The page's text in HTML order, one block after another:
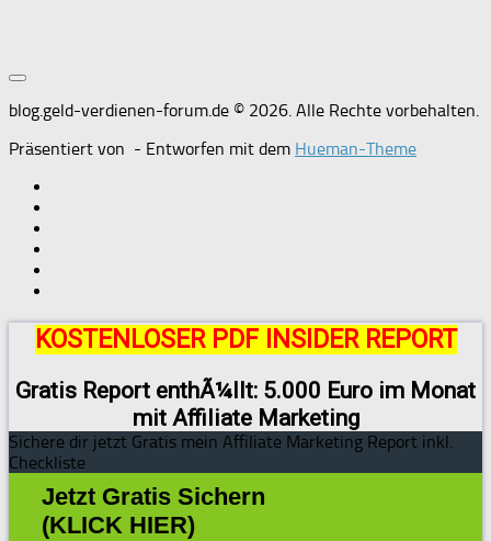
blog.geld-verdienen-forum.de © 2026. Alle Rechte vorbehalten.
Präsentiert von - Entworfen mit dem Hueman-Theme
KOSTENLOSER PDF INSIDER REPORT
Gratis Report enthÃ¼llt: 5.000 Euro im Monat
mit Affiliate Marketing
Sichere dir jetzt Gratis mein Affiliate Marketing Report inkl.
Checkliste
Jetzt Gratis Sichern
(KLICK HIER)